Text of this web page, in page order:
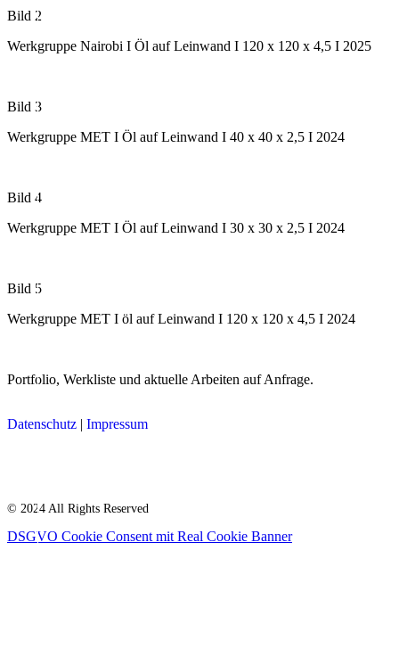
Bild 2
Werkgruppe Nairobi I Öl auf Leinwand I 120 x 120 x 4,5 I 2025
Bild 3
Werkgruppe MET I Öl auf Leinwand I 40 x 40 x 2,5 I 2024
Bild 4
Werkgruppe MET I Öl auf Leinwand I 30 x 30 x 2,5 I 2024
Bild 5
Werkgruppe MET I öl auf Leinwand I 120 x 120 x 4,5 I 2024
Portfolio, Werkliste und aktuelle Arbeiten auf Anfrage.
Datenschutz | Impressum
© 2024 All Rights Reserved
DSGVO Cookie Consent mit Real Cookie Banner